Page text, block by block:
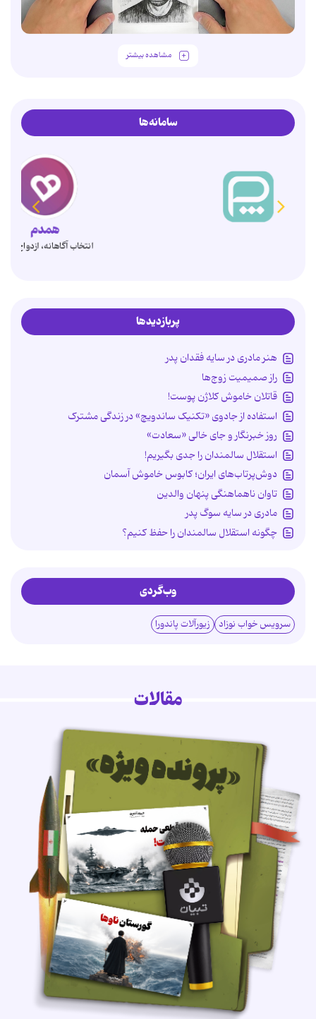
مشاهده بیشتر
سامانه‌ها
پربازدیدها
هنر مادری در سایه‌ فقدان پدر
راز صمیمیت زوج‌ها
قاتلان خاموش کلاژن پوست!
استفاده از جادوی «تکنیک ساندویچ» در زندگی مشترک
روز خبرنگار و جای خالی «سعادت»
استقلال سالمندان را جدی بگیریم!
دوش‌پرتاب‌های ایران؛ کابوس خاموش آسمان
تاوان ناهماهنگی پنهان والدین
مادری در سایه سوگ پدر
چگونه استقلال سالمندان را حفظ کنیم؟
وب‌گردی
سرویس خواب نوزاد زیورآلات پاندورا
مقالات